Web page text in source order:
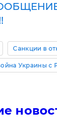
Санкции в
Украины с